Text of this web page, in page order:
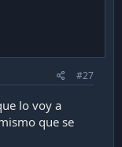
#27
lo voy a
que se